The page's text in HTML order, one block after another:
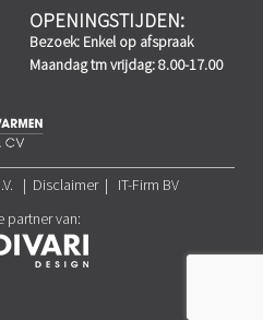
OPENINGSTIJDEN:
Bezoek: Enkel op afspraak
Maandag tm vrijdag: 8.00-17.00
| Disclaimer | IT-Firm BV
partner van: